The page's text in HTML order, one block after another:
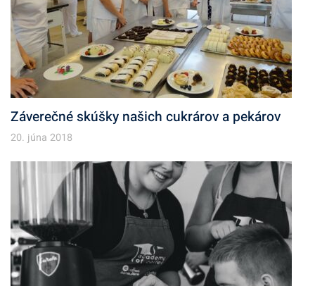
Záverečné skúšky našich cukrárov a pekárov
20. júna 2018